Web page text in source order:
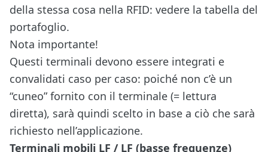
della stessa cosa nella RFID: vedere la tabella del
portafoglio.
Nota importante!
Questi terminali devono essere integrati e
convalidati caso per caso: poiché non c’è un
“cuneo” fornito con il terminale (= lettura
diretta), sarà quindi scelto in base a ciò che sarà
richiesto nell’applicazione.
Terminali mobili LF / LF (basse frequenze)